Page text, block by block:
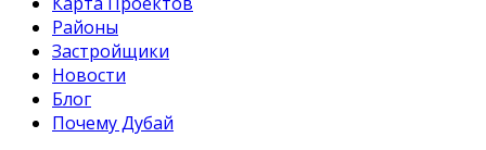
Районы
Застройщики
Новости
Блог
Почему Дубай